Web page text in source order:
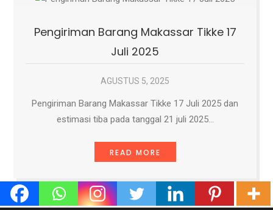
Pengiriman Barang Makassar Tikke 17
Juli 2025
AGUSTUS 5, 2025
Pengiriman Barang Makassar Tikke 17 Juli 2025 dan
estimasi tiba pada tanggal 21 juli 2025…
READ MORE